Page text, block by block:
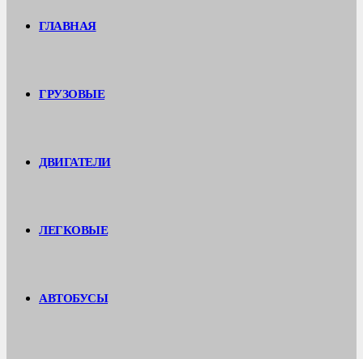
ГЛАВНАЯ
ГРУЗОВЫЕ
ДВИГАТЕЛИ
ЛЕГКОВЫЕ
АВТОБУСЫ